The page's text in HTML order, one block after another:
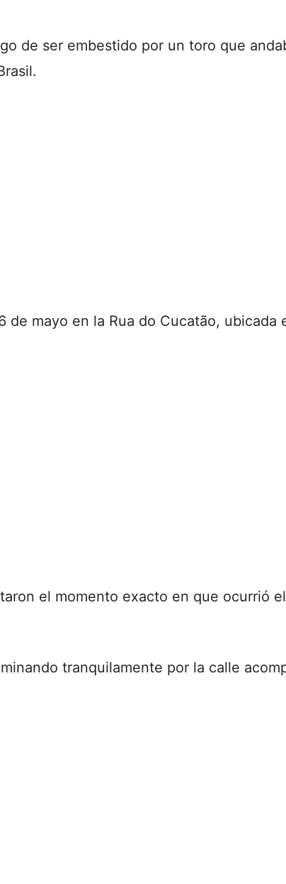
de ser embestido por un toro que
mayo en la Rua do Cucatão, ubicada
el momento exacto en que ocurrió
tranquilamente por la calle